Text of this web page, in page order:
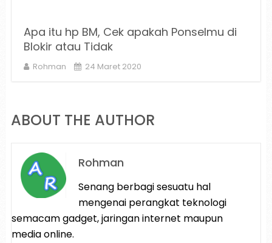
Apa itu hp BM, Cek apakah Ponselmu di
Blokir atau Tidak
Rohman 24 Maret 2020
ABOUT THE AUTHOR
Rohman
Senang berbagi sesuatu hal
mengenai perangkat teknologi
semacam gadget, jaringan internet maupun
media online.